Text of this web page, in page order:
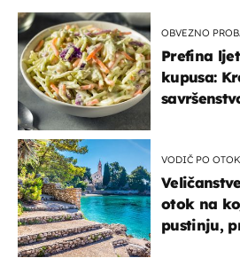
OBVEZNO
Prefina
kupusa:
VODIČ PO
otok na
pustinju,